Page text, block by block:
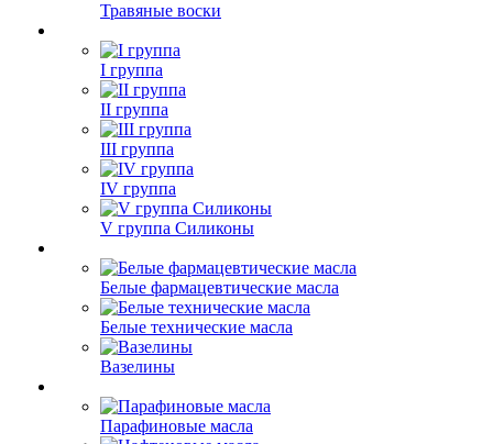
Травяные воски
I группа
II группа
III группа
IV группа
V группа Силиконы
Белые фармацевтические масла
Белые технические масла
Вазелины
Парафиновые масла